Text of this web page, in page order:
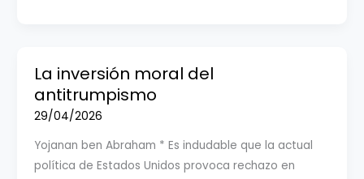
sombra
del
Reich
La inversión moral del
antitrumpismo
29/04/2026
Yojanan ben Abraham * Es indudable que la actual
política de Estados Unidos provoca rechazo en